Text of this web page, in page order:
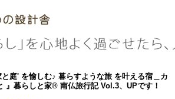
と庭' を愉しむ♪ 暮らすような旅 を叶える宿＿カ
』暮らしと家® 南仏旅行記 Vol.3、UPです！